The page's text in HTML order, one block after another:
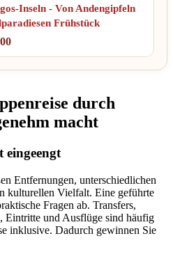
Inseln - Von Andengipfeln
Frühstück
durch
macht
eingeengt
Entfernungen, unterschiedlichen
kulturellen Vielfalt. Eine geführte
Fragen ab. Transfers,
Eintritte und Ausflüge sind häufig
inklusive. Dadurch gewinnen Sie